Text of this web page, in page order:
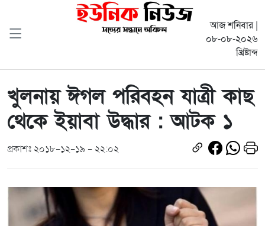
আজ শনিবার |
০৮-০৮-২০২৬
খ্রিষ্টাব্দ
খুলনায় ঈগল পরিবহন যাত্রী কাছ
থেকে ইয়াবা উদ্ধার : আটক ১
প্রকাশঃ ২০১৮-১২-১৯ - ২২:০২